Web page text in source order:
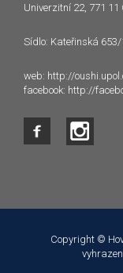
Univerzitní 22, 771
Sídlo: Kateřinská 653/
web: http://
facebook: http://
Copyright ©